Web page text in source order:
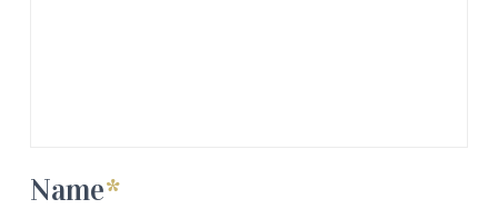
Name*